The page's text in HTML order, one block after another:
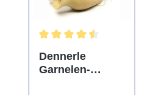
Dennerle
Garnelen-